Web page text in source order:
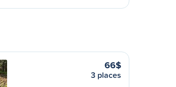
66$
3 places